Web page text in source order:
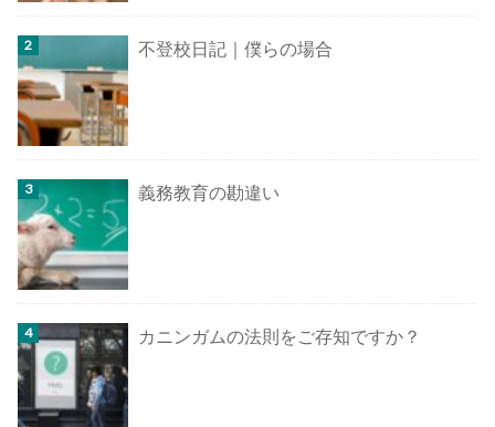
不登校日記｜僕らの場合
義務教育の勘違い
カニンガムの法則をご存知ですか？